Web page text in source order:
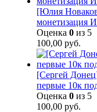
[Юлия
монетизация
Оценка 0 из 5
100,00 руб.
[Сергей
первые 10к
Оценка 0 из 5
100,00 руб.